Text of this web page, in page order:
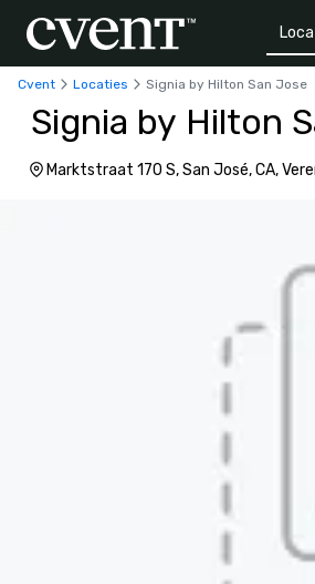
Cvent Locaties Signia by Hilton San Jose
Signia by Hilton
Marktstraat 170 S, San José, CA,